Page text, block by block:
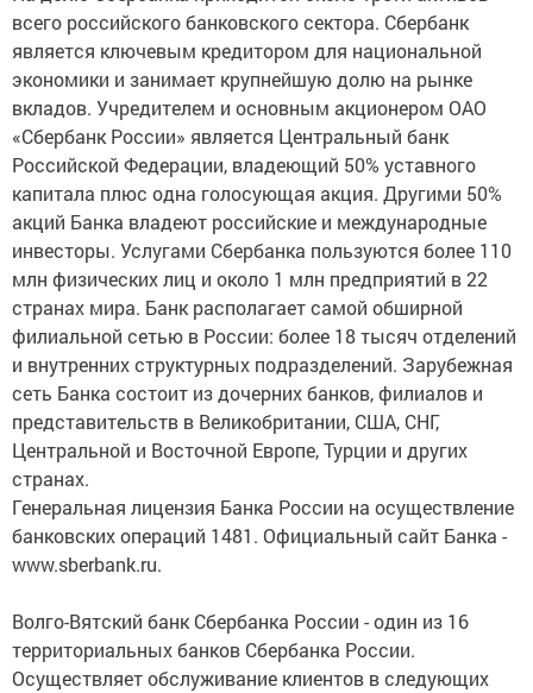
всего российского банковского сектора. Сбербанк
является ключевым кредитором для национальной
экономики и занимает крупнейшую долю на рынке
вкладов. Учредителем и основным акционером ОАО
«Сбербанк России» является Центральный банк
Российской Федерации, владеющий 50% уставного
капитала плюс одна голосующая акция. Другими 50%
акций Банка владеют российские и международные
инвесторы. Услугами Сбербанка пользуются более 110
млн физических лиц и около 1 млн предприятий в 22
странах мира. Банк располагает самой обширной
филиальной сетью в России: более 18 тысяч отделений
и внутренних структурных подразделений. Зарубежная
сеть Банка состоит из дочерних банков, филиалов и
представительств в Великобритании, США, СНГ,
Центральной и Восточной Европе, Турции и других
странах.
Генеральная лицензия Банка России на осуществление
банковских операций 1481. Официальный сайт Банка -
www.sberbank.ru.
Волго-Вятский банк Сбербанка России - один из 16
территориальных банков Сбербанка России.
Осуществляет обслуживание клиентов в следующих